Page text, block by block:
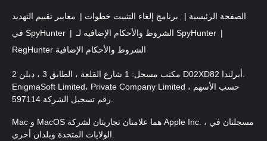
الصفحة الرئيسية برنامج إلغاء التثبيت خطوات
معايير تقييم التهديد
في SpyHunter
الشروط والأحكام الإضافية لـ SpyHunter
RegHunter الشروط والأحكام الإضافية
مكتب مسجل: 1 شارع القلعة ، الطابق 3 ، دبلن 2 D02XD82 أيرلندا.
EnigmaSoft Limited، Private Company Limited حسب الأسهم ،
رقم تسجيل الشركة 597114.
Mac و MacOS هما علامتان تجاريتان لشركة Apple Inc. ، مسجلتان في